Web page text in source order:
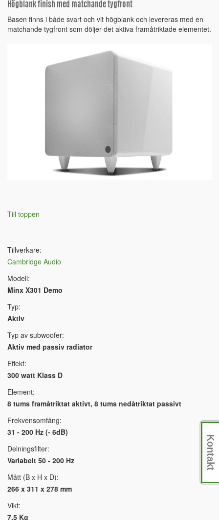
Högblank finish med matchande tygfront
Basen finns i både svart och vit högblank och levereras med en
matchande tygfront som döljer det aktiva framåtriktade elementet.
Till toppen
Tillverkare:
Cambridge Audio
Modell:
Minx X301 Demo
Typ:
Aktiv
Typ av subwoofer:
Aktiv med passiv radiator
Effekt:
300 watt Klass D
Element:
8 tums framåtriktat aktivt, 8 tums nedåtriktat passivt
Frekvensomfång:
31 - 200 Hz (- 6dB)
Delningsfilter:
Variabelt 50 - 200 Hz
Mått (B x H x D):
266 x 311 x 278 mm
Vikt:
7.5 Kg
Kontakt